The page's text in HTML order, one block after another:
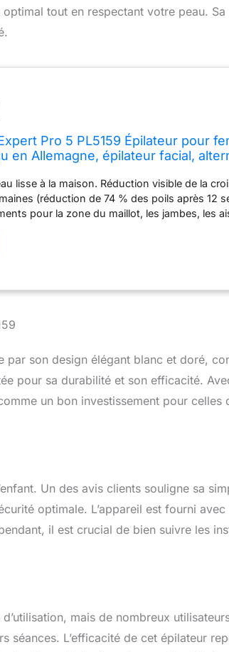
tout en respectant votre peau.
Pro 5 PL5159 Épilateur pour
en Allemagne, épilateur facial,
lisse à la maison. Réduction visible de la
(réduction de 74 % des poils après 12
pour la zone du maillot, les jambes, les
: avec votre traitement complet du corps de
à lumière pulsée la plus rapide de Braun
automatiquement et en continu chaque
les zones sensibles, grâce à ses 3 modes
de la tête aux pieds : soins des
de 5 ans (les conditions générales
par son design élégant blanc et doré,
pour sa durabilité et son efficacité.
un bon investissement pour celles
Un des avis clients souligne sa
optimale. L’appareil est fourni
il est crucial de bien suivre les
mais de nombreux
séances. L’efficacité de cet épilateur